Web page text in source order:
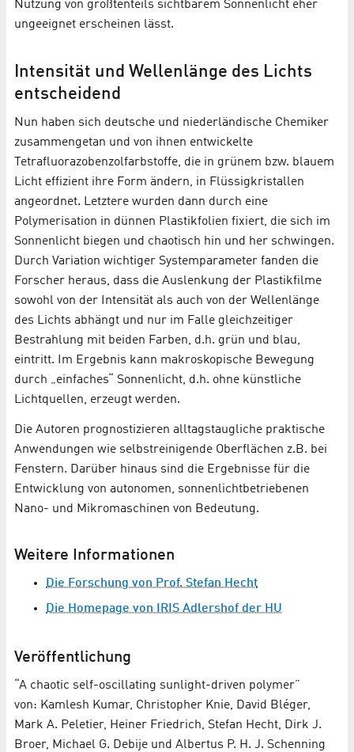
Nutzung von größtenteils sichtbarem Sonnenlicht eher
ungeeignet erscheinen lässt.
Intensität und Wellenlänge des Lichts
entscheidend
Nun haben sich deutsche und niederländische Chemiker
zusammengetan und von ihnen entwickelte
Tetrafluorazobenzolfarbstoffe, die in grünem bzw. blauem
Licht effizient ihre Form ändern, in Flüssigkristallen
angeordnet. Letztere wurden dann durch eine
Polymerisation in dünnen Plastikfolien fixiert, die sich im
Sonnenlicht biegen und chaotisch hin und her schwingen.
Durch Variation wichtiger Systemparameter fanden die
Forscher heraus, dass die Auslenkung der Plastikfilme
sowohl von der Intensität als auch von der Wellenlänge
des Lichts abhängt und nur im Falle gleichzeitiger
Bestrahlung mit beiden Farben, d.h. grün und blau,
eintritt. Im Ergebnis kann makroskopische Bewegung
durch „einfaches“ Sonnenlicht, d.h. ohne künstliche
Lichtquellen, erzeugt werden.
Die Autoren prognostizieren alltagstaugliche praktische
Anwendungen wie selbstreinigende Oberflächen z.B. bei
Fenstern. Darüber hinaus sind die Ergebnisse für die
Entwicklung von autonomen, sonnenlichtbetriebenen
Nano- und Mikromaschinen von Bedeutung.
Weitere Informationen
Die Forschung von Prof. Stefan Hecht
Die Homepage von IRIS Adlershof der HU
Veröffentlichung
“A chaotic self-oscillating sunlight-driven polymer”
von: Kamlesh Kumar, Christopher Knie, David Bléger,
Mark A. Peletier, Heiner Friedrich, Stefan Hecht, Dirk J.
Broer, Michael G. Debije und Albertus P. H. J. Schenning